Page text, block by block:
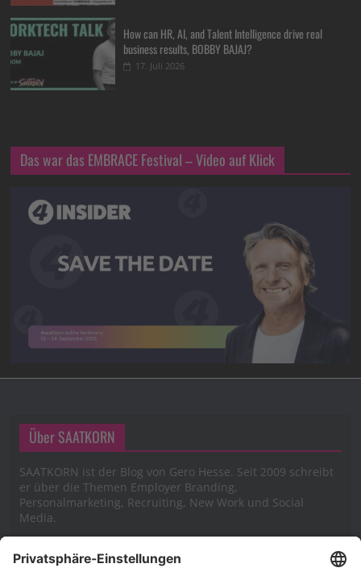
How can HR, AI, and Talent Intelligence drive real
business results, BOBBY BAJAJ?
17. Juli 2026
Das war das EMBRACE Festival – Video auf Klick
Über SAATKORN
SAATKORN ist der Blog von Gero Hesse. Seit 2009 schreibt
er über die Themen Employer Branding,
Personalmarketing, Recruiting, New Work und Social
Media.